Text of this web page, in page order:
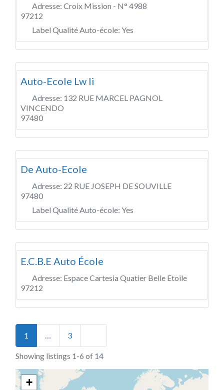
Adresse: Croix Mission - N° 4988
97212
Label Qualité Auto-école: Yes
Auto-Ecole Lw Ii
Adresse: 132 RUE MARCEL PAGNOL
VINCENDO
97480
De Auto-Ecole
Adresse: 22 RUE JOSEPH DE SOUVILLE
97480
Label Qualité Auto-école: Yes
E.C.B.E Auto École
Adresse: Espace Cartesia Quatier Belle Etoile
97212
Posts navigation
1 3
Showing listings 1-6 of 14
+